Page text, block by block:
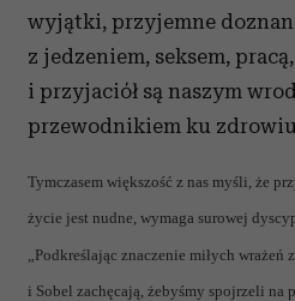
wyjątki, przyjemne
z jedzeniem, seksem,
i przyjaciół są naszym
przewodnikiem ku
Tymczasem większość z nas myśli, że
życie jest nudne, wymaga surowej
„Podkreślając znaczenie miłych wrażeń
i Sobel zachęcają, żebyśmy spojrzeli na